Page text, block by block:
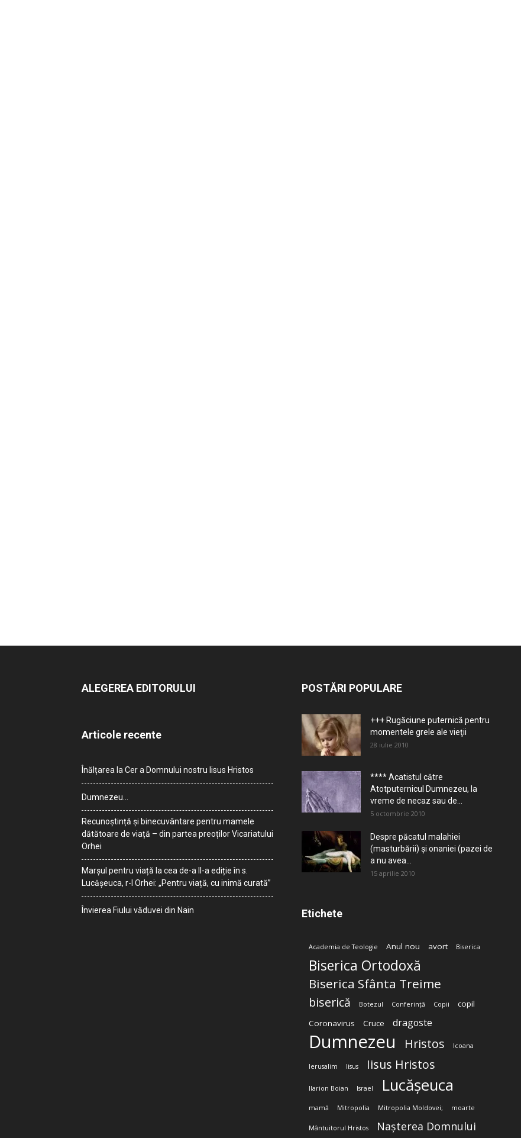
ALEGEREA EDITORULUI
Articole recente
Înălțarea la Cer a Domnului nostru Iisus Hristos
Dumnezeu…
Recunoștință și binecuvântare pentru mamele
dătătoare de viață – din partea preoților Vicariatului
Orhei
Marșul pentru viață la cea de-a II-a ediție în s.
Lucășeuca, r-l Orhei: „Pentru viață, cu inimă curată”
Învierea Fiului văduvei din Nain
POSTĂRI POPULARE
+++ Rugăciune puternică pentru
momentele grele ale vieţii
28 iulie 2010
**** Acatistul către
Atotputernicul Dumnezeu, la
vreme de necaz sau de...
5 octombrie 2010
Despre păcatul malahiei
(masturbării) şi onaniei (pazei de
a nu avea...
15 aprilie 2010
Etichete
Academia de Teologie Anul nou avort Biserica
Biserica Ortodoxă
Biserica Sfânta Treime
biserică Botezul Conferință Copii
copil
Coronavirus
Cruce dragoste
Dumnezeu Hristos Icoana
Ierusalim Iisus Iisus Hristos
Ilarion Boian Israel Lucășeuca
mamă Mitropolia Mitropolia Moldovei; moarte
Mântuitorul Hristos Nașterea Domnului